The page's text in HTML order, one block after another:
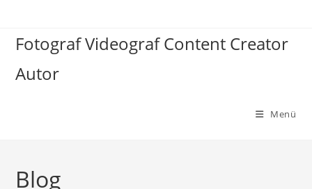
springen
Fotograf Videograf Content Creator
Autor
Menü
Blog